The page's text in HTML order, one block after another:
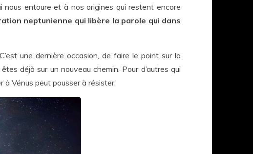
nous entoure et à nos origines qui restent encore
neptunienne qui libère la parole qui dans
une dernière occasion, de faire le point sur la
déjà sur un nouveau chemin. Pour d’autres qui
à Vénus peut pousser à résister.